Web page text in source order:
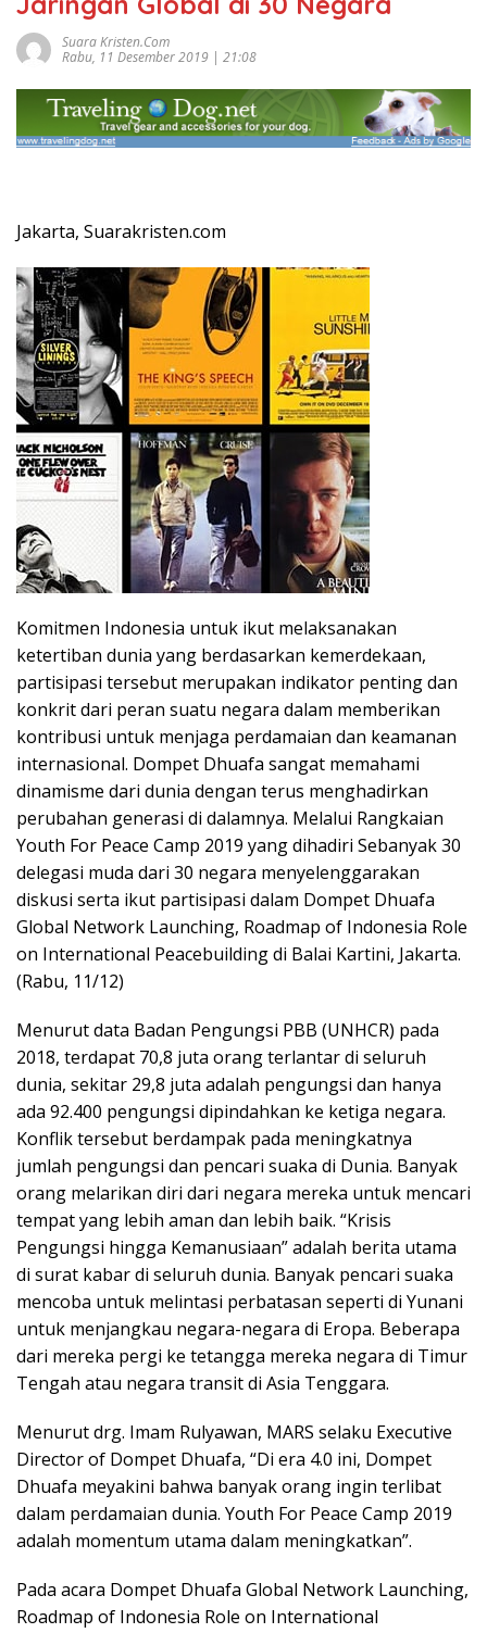
Suara Kristen.com
Rabu, 11 Desember 2019 | 21:08
Jakarta, Suarakristen.com
Komitmen Indonesia untuk ikut melaksanakan
ketertiban dunia yang berdasarkan kemerdekaan,
partisipasi tersebut merupakan indikator penting dan
konkrit dari peran suatu negara dalam memberikan
kontribusi untuk menjaga perdamaian dan keamanan
internasional. Dompet Dhuafa sangat memahami
dinamisme dari dunia dengan terus menghadirkan
perubahan generasi di dalamnya. Melalui Rangkaian
Youth For Peace Camp 2019 yang dihadiri Sebanyak 30
delegasi muda dari 30 negara menyelenggarakan
diskusi serta ikut partisipasi dalam Dompet Dhuafa
Global Network Launching, Roadmap of Indonesia Role
on International Peacebuilding di Balai Kartini, Jakarta.
(Rabu, 11/12)
Menurut data Badan Pengungsi PBB (UNHCR) pada
2018, terdapat 70,8 juta orang terlantar di seluruh
dunia, sekitar 29,8 juta adalah pengungsi dan hanya
ada 92.400 pengungsi dipindahkan ke ketiga negara.
Konflik tersebut berdampak pada meningkatnya
jumlah pengungsi dan pencari suaka di Dunia. Banyak
orang melarikan diri dari negara mereka untuk mencari
tempat yang lebih aman dan lebih baik. “Krisis
Pengungsi hingga Kemanusiaan” adalah berita utama
di surat kabar di seluruh dunia. Banyak pencari suaka
mencoba untuk melintasi perbatasan seperti di Yunani
untuk menjangkau negara-negara di Eropa. Beberapa
dari mereka pergi ke tetangga mereka negara di Timur
Tengah atau negara transit di Asia Tenggara.
Menurut drg. Imam Rulyawan, MARS selaku Executive
Director of Dompet Dhuafa, “Di era 4.0 ini, Dompet
Dhuafa meyakini bahwa banyak orang ingin terlibat
dalam perdamaian dunia. Youth For Peace Camp 2019
adalah momentum utama dalam meningkatkan”.
Pada acara Dompet Dhuafa Global Network Launching,
Roadmap of Indonesia Role on International